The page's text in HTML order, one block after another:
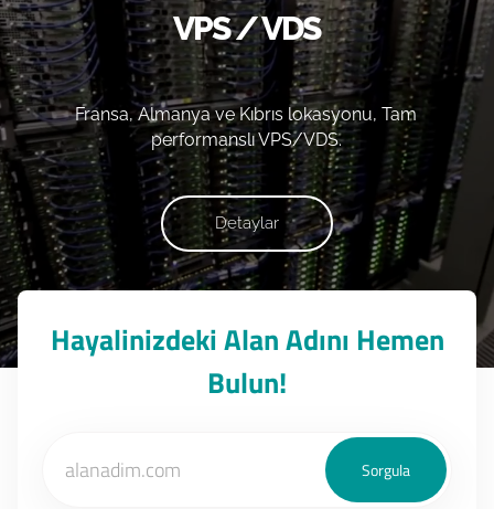
VPS / VDS
Fransa, Almanya ve Kıbrıs lokasyonu, Tam
performanslı VPS/VDS.
Detaylar
Hayalinizdeki Alan Adını Hemen
Bulun!